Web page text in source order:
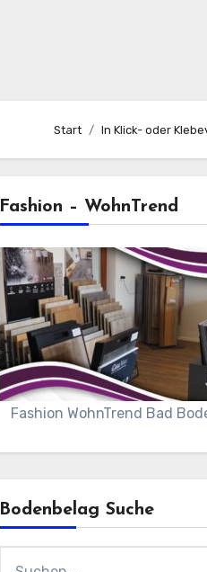
Start In Klick- oder
Fashion – WohnTrend
Fashion WohnTrend Bad
Bodenbelag Suche